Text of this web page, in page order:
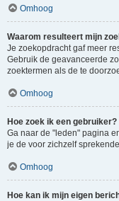
Omhoog
Waarom resulteert mijn
Je zoekopdracht gaf meer
Gebruik de geavanceerde
zoektermen als de te
Omhoog
Hoe zoek ik een gebruiker?
Ga naar de "leden" pagina
je de voor zichzelf
Omhoog
Hoe kan ik mijn eigen